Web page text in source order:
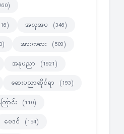
အလှအပ (346)
အားကစား (509)
အနုပညာ (1921)
ဆေးပညာဆိုင်ရာ (193)
ာင်း (110)
ဗေဒင် (154)